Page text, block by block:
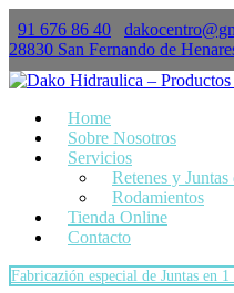
91 676 86 40
28830 San Fernando de
Home
Sobre Nosotros
Servicios
Retenes y
Rodamientos
Tienda Online
Contacto
Fabricazión especial de Juntas en 1